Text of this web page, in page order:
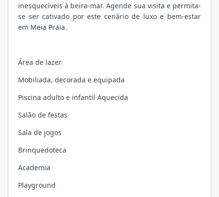
inesquecíveis à beira-mar. Agende sua visita e permita-
se ser cativado por este cenário de luxo e bem-estar
em Meia Praia.
Área de lazer
Mobiliada, decorada e equipada
Piscina adulto e infantil Aquecida
Salão de festas
Sala de jogos
Brinquedoteca
Academia
Playground